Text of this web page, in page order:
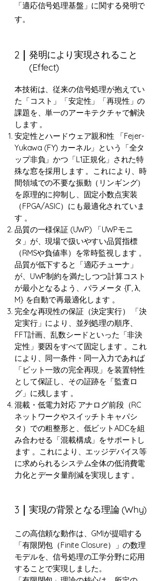
「適応信号処理基盤」に関する発明で
す。
2
発明により実現されること
(Effect)
本技術は、従来の信号処理が抱えてい
た「コスト」「安定性」「再現性」の
課題を、単一のアーキテクチャで解決
します 。
安定性とハードウェア親和性 「Fejer-
Yukawa (FY) カーネル」という「全タ
ップ非負」かつ「L1正規化」された特
殊な窓を採用します 。これにより、時
間領域での不要な振動（リンギング）
を原理的に抑制し、固定小数点実装
（FPGA/ASIC）にも最適化されていま
す 。
品質の一様保証 (UWP) 「UWPモニ
タ」が、現場で扱いやすい品質指標
（RMSや負値率）を常時監視します 。
品質が低下すると「適応チューナ」
が、UWP制約を満たしつつ計算コスト
が最小となるよう、パラメータ {Γ, λ,
M} を自動で再最適化します 。
完全な再現性の保証（決定実行） 「決
定実行」により、並列処理の順序、
FFT計画、乱数シードといった「非決
定性」要因をすべて固定します 。これ
により、同一条件・同一入力であれば
「ビット一致の完全再現」を装置特性
として保証し、その証跡を「監査ロ
グ」に残します 。
混載・低電力対応 アナログ前段（RC
ネットワークやスイッチトキャパシ
タ）での粗整形と、低ビットADCを組
み合わせる「混載構成」をサポートし
ます 。これにより、エッジデバイス等
に求められるシステム全体の低消費電
力化とデータ量削減を実現します 。
3 実現の背景となる理論 (Why)
この高信頼な動作は、GMIが提唱する
「有限閉包（Finite Closure）」の数理
モデルを、信号処理の工学分野に応用
することで実現しました。